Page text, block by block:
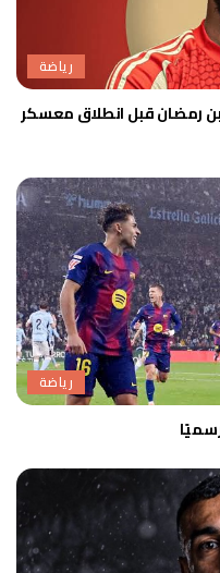
رياضة
رمضان قبل انطلاق معسكر
رياضة